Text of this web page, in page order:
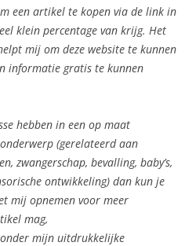
een artikel te kopen via de link in
klein percentage van krijg. Het
mij om deze website te kunnen
informatie gratis te kunnen
hebben in een op maat
(gerelateerd aan
zwangerschap, bevalling, baby’s,
ontwikkeling) dan kun je
mij opnemen voor meer
mag,
mijn uitdrukkelijke